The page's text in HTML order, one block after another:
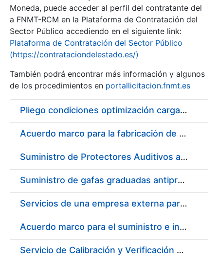
Mostrar/Ocultar
Moneda, puede acceder al perfil del contratante del
a FNMT-RCM en la Plataforma de Contratación del
Sector Público accediendo en el siguiente link:
Plataforma de Contratación del Sector Público
(https://contrataciondelestado.es/)
También podrá encontrar más información y algunos
de los procedimientos en portallicitacion.fnmt.es
Pliego condiciones optimización cargas compras firmado
Acuerdo marco para la fabricación de piezas
Suministro de Protectores Auditivos a medida para las personas trabajadoras de los Centros de Trabajo de Madrid y Burgos
Suministro de gafas graduadas antiproyecciones para los trabajadores de la FNMT-RCM en los centros de trabajo de Madrid y Burgos
Servicios de una empresa externa para el asesoramiento y resolución de los recursos de alzada que se presentan relacionados con procesos de selección para la FNMT-RCM
Acuerdo marco para el suministro e instalación de persianas, estores y otros complementos
Servicio de Calibración y Verificación Externa de los Equipos de Medición del Servicio de Prevención de la FNMT-RCM